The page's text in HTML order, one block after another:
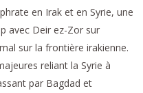
en Irak et en Syrie, une
avec Deir ez-Zor sur
sur la frontière irakienne.
reliant la Syrie à
par Bagdad et